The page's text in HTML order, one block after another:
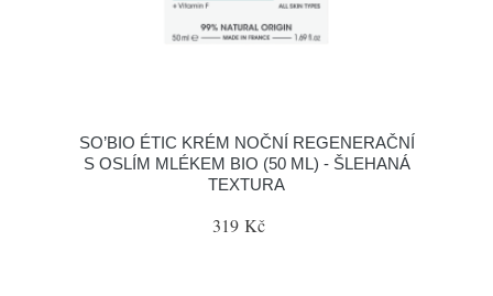
SO’BIO ÉTIC KRÉM NOČNÍ REGENERAČNÍ
S OSLÍM MLÉKEM BIO (50 ML) - ŠLEHANÁ
TEXTURA
319 Kč